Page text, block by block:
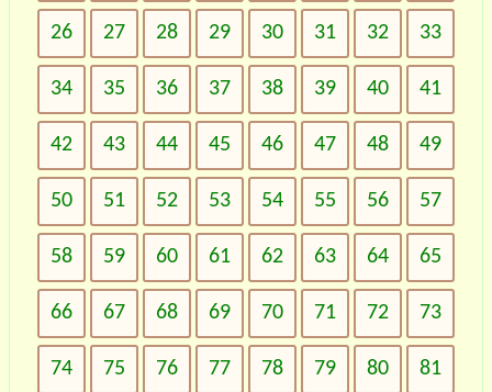
26 27 28 29 30 31 32 33
34 35 36 37 38 39 40 41
42 43 44 45 46 47 48 49
50 51 52 53 54 55 56 57
58 59 60 61 62 63 64 65
66 67 68 69 70 71 72 73
74 75 76 77 78 79 80 81